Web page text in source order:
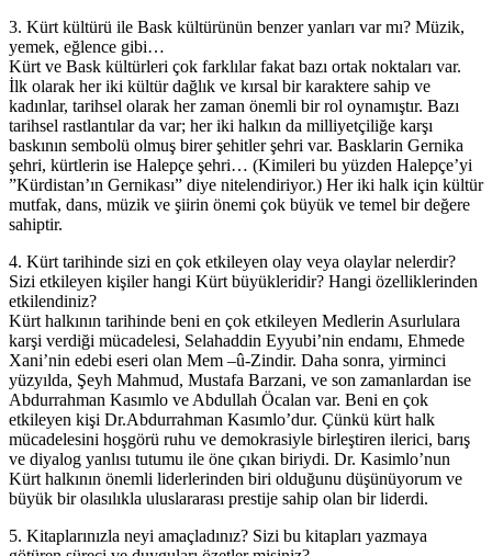
3. Kürt kültürü ile Bask kültürünün benzer yanları var mı? Müzik,
yemek, eğlence gibi…
Kürt ve Bask kültürleri çok farklılar fakat bazı ortak noktaları var.
İlk olarak her iki kültür dağlık ve kırsal bir karaktere sahip ve
kadınlar, tarihsel olarak her zaman önemli bir rol oynamıştır. Bazı
tarihsel rastlantılar da var; her iki halkın da milliyetçiliğe karşı
baskının sembolü olmuş birer şehitler şehri var. Basklarin Gernika
şehri, kürtlerin ise Halepçe şehri… (Kimileri bu yüzden Halepçe’yi
”Kürdistan’ın Gernikası” diye nitelendiriyor.) Her iki halk için kültür
mutfak, dans, müzik ve şiirin önemi çok büyük ve temel bir değere
sahiptir.
4. Kürt tarihinde sizi en çok etkileyen olay veya olaylar nelerdir?
Sizi etkileyen kişiler hangi Kürt büyükleridir? Hangi özelliklerinden
etkilendiniz?
Kürt halkının tarihinde beni en çok etkileyen Medlerin Asurlulara
karşi verdiği mücadelesi, Selahaddin Eyyubi’nin endamı, Ehmede
Xani’nin edebi eseri olan Mem –û-Zindir. Daha sonra, yirminci
yüzyılda, Şeyh Mahmud, Mustafa Barzani, ve son zamanlardan ise
Abdurrahman Kasımlo ve Abdullah Öcalan var. Beni en çok
etkileyen kişi Dr.Abdurrahman Kasımlo’dur. Çünkü kürt halk
mücadelesini hoşgörü ruhu ve demokrasiyle birleştiren ilerici, barış
ve diyalog yanlısı tutumu ile öne çıkan biriydi. Dr. Kasimlo’nun
Kürt halkının önemli liderlerinden biri olduğunu düşünüyorum ve
büyük bir olasılıkla uluslararası prestije sahip olan bir liderdi.
5. Kitaplarınızla neyi amaçladınız? Sizi bu kitapları yazmaya